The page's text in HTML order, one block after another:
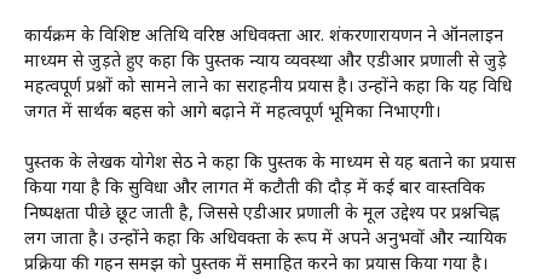
कार्यक्रम के विशिष्ट अतिथि वरिष्ठ अधिवक्ता आर. शंकरणारायणन ने ऑनलाइन
माध्यम से जुड़ते हुए कहा कि पुस्तक न्याय व्यवस्था और एडीआर प्रणाली से जुड़े
महत्वपूर्ण प्रश्नों को सामने लाने का सराहनीय प्रयास है। उन्होंने कहा कि यह विधि
जगत में सार्थक बहस को आगे बढ़ाने में महत्वपूर्ण भूमिका निभाएगी।
पुस्तक के लेखक योगेश सेठी ने कहा कि पुस्तक के माध्यम से यह बताने का प्रयास
किया गया है कि सुविधा और लागत में कटौती की दौड़ में कई बार वास्तविक
निष्पक्षता पीछे छूट जाती है, जिससे एडीआर प्रणाली के मूल उद्देश्य पर प्रश्नचिह्न
लग जाता है। उन्होंने कहा कि अधिवक्ता के रूप में अपने अनुभवों और न्यायिक
प्रक्रिया की गहन समझ को पुस्तक में समाहित करने का प्रयास किया गया है।